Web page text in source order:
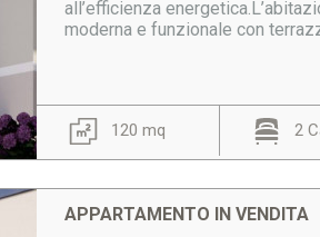
all’efficienza
moderna e funzionale con
120 mq 2
APPARTAMENTO IN VENDITA